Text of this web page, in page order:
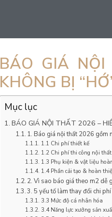
BÁO GIÁ
KHÔNG BỊ
Mục lục
BÁO GIÁ NỘI THẤT 2026 –
1. Báo giá nội thất 2026 gồm
1.1 Chi phí thiết kế
1.2 Chi phí thi công nội
1.3 Phụ kiện & vật liệu
1.4 Phần cải tạo & hoàn
2. Vì sao báo giá theo m2 dễ
3. 5 yếu tố làm thay đổi chi
3.3 Mức độ cá nhân hóa
3.4 Năng lực xưởng sản